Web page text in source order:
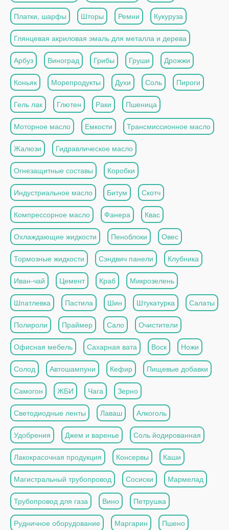
Платки, шарфы Шторы Ремни Кукуруза
Глянцевая акриловая эмаль для металла и дерева
Арбуз Виноград Грибы Груши Дрожжи
Коньяк Морепродукты Духи Соль Пироги
Гель лак Глютен Раки Пшеница
Моторное масло Емкости Трансмиссионное масло
Жалюзи Гидравлическое масло
Огнезащитные составы Коробки
Индустриальное масло Битум Скотч
Компрессорное масло Фанера Квас
Охлаждающие жидкости Пеноблоки Овес
Тормозные жидкости Сэндвич панели Клубника
Иван-чай Цемент Краб Микрозелень
Шпатлевка Пастила Шин Штукатурка Салаты
Полироли Праймер Сало Очистители
Офисная мебель Сахарная вата Воск Ножи
Солод Автошампуни Кефир Пищевые добавки
Самогон ЖБИ Чага Зерно
Светодиодные ленты Лаваш Алкоголь
Удобрения Джем и варенье Соль йодированная
Лакокрасочная продукция Консервы Каши
Магистральный трубопровод Сосиски Мармелад
Трубопровод для газа Вино Петрушка
Рудничное оборудование Маргарин Пшено